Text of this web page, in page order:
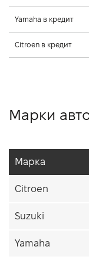
Yamaha в кредит
Citroen в кредит
Марки
Марка
Citroen
Suzuki
Yamaha